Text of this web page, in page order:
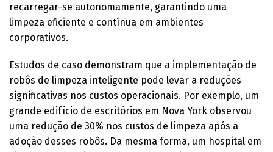
recarregar-se autonomamente, garantindo uma
limpeza eficiente e contínua em ambientes
corporativos.
Estudos de caso demonstram que a implementação de
robôs de limpeza inteligente pode levar a reduções
significativas nos custos operacionais. Por exemplo, um
grande edifício de escritórios em Nova York observou
uma redução de 30% nos custos de limpeza após a
adoção desses robôs. Da mesma forma, um hospital em